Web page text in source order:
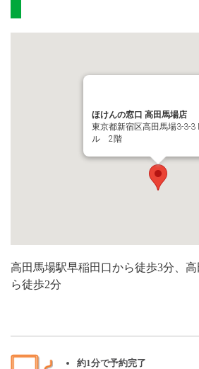
ほけんの窓口 高田馬場店
東京都新宿区高田馬場3-3-3
ル 2階
高田馬場駅早稲田口から徒歩3分、
ら徒歩2分
約1分で予約完了